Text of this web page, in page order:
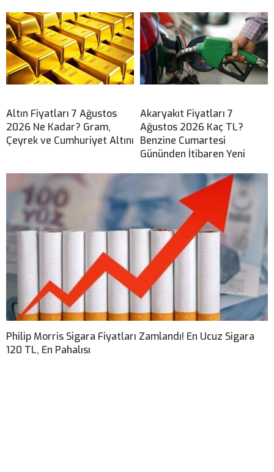
Altın Fiyatları 7 Ağustos
2026 Ne Kadar? Gram,
Çeyrek ve Cumhuriyet Altını
Akaryakıt Fiyatları 7
Ağustos 2026 Kaç TL?
Benzine Cumartesi
Gününden İtibaren Yeni
Philip Morris Sigara Fiyatları Zamlandı! En Ucuz Sigara
120 TL, En Pahalısı